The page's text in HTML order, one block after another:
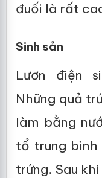
đuối là rất
Sinh sản
Lươn điện
Những quả
làm bằng
tổ trung
trứng. Sau